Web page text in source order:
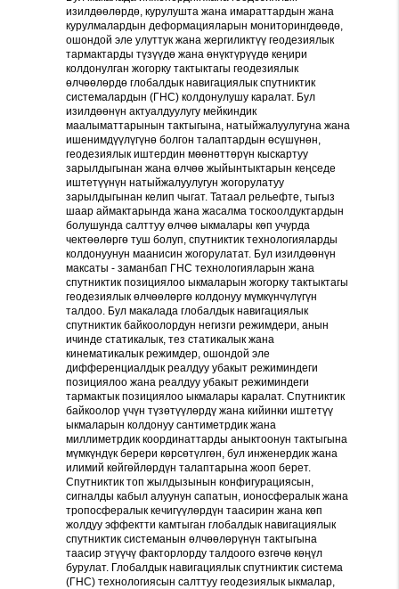
изилдөөлөрдө, курулушта жана имараттардын жана
курулмалардын деформацияларын мониторингдөөдө,
ошондой эле улуттук жана жергиликтүү геодезиялык
тармактарды түзүүдө жана өнүктүрүүдө кеңири
колдонулган жогорку тактыктагы геодезиялык
өлчөөлөрдө глобалдык навигациялык спутниктик
системалардын (ГНС) колдонулушу каралат. Бул
изилдөөнүн актуалдуулугу мейкиндик
маалыматтарынын тактыгына, натыйжалуулугуна жана
ишенимдүүлүгүнө болгон талаптардын өсүшүнөн,
геодезиялык иштердин мөөнөттөрүн кыскартуу
зарылдыгынан жана өлчөө жыйынтыктарын кеңседе
иштетүүнүн натыйжалуулугун жогорулатуу
зарылдыгынан келип чыгат. Татаал рельефте, тыгыз
шаар аймактарында жана жасалма тоскоолдуктардын
болушунда салттуу өлчөө ыкмалары көп учурда
чектөөлөргө туш болуп, спутниктик технологияларды
колдонуунун маанисин жогорулатат. Бул изилдөөнүн
максаты - заманбап ГНС технологияларын жана
спутниктик позициялоо ыкмаларын жогорку тактыктагы
геодезиялык өлчөөлөргө колдонуу мүмкүнчүлүгүн
талдоо. Бул макалада глобалдык навигациялык
спутниктик байкоолордун негизги режимдери, анын
ичинде статикалык, тез статикалык жана
кинематикалык режимдер, ошондой эле
дифференциалдык реалдуу убакыт режиминдеги
позициялоо жана реалдуу убакыт режиминдеги
тармактык позициялоо ыкмалары каралат. Спутниктик
байкоолор үчүн түзөтүүлөрдү жана кийинки иштетүү
ыкмаларын колдонуу сантиметрдик жана
миллиметрдик координаттарды аныктоонун тактыгына
мүмкүндүк берери көрсөтүлгөн, бул инженердик жана
илимий көйгөйлөрдүн талаптарына жооп берет.
Спутниктик топ жылдызынын конфигурациясын,
сигналды кабыл алуунун сапатын, ионосфералык жана
тропосфералык кечигүүлөрдүн таасирин жана көп
жолдуу эффектти камтыган глобалдык навигациялык
спутниктик системанын өлчөөлөрүнүн тактыгына
таасир этүүчү факторлорду талдоого өзгөчө көңүл
бурулат. Глобалдык навигациялык спутниктик система
(ГНС) технологиясын салттуу геодезиялык ыкмалар,